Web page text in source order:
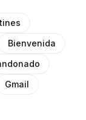
Bienvenida
Gmail